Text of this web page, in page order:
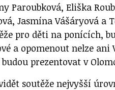
Paroubková, Eliška
Jasmína Vášáryová a
pro děti na ponících,
a opomenout nelze ani
prezentovat v
soutěže nejvyšší